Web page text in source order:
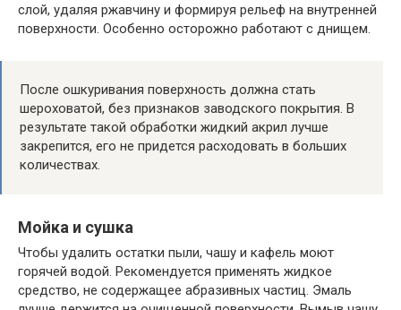
слой, удаляя ржавчину и формируя рельеф на внутренней
поверхности. Особенно осторожно работают с днищем.
После ошкуривания поверхность должна стать
шероховатой, без признаков заводского покрытия. В
результате такой обработки жидкий акрил лучше
закрепится, его не придется расходовать в больших
количествах.
Мойка и сушка
Чтобы удалить остатки пыли, чашу и кафель моют
горячей водой. Рекомендуется применять жидкое
средство, не содержащее абразивных частиц. Эмаль